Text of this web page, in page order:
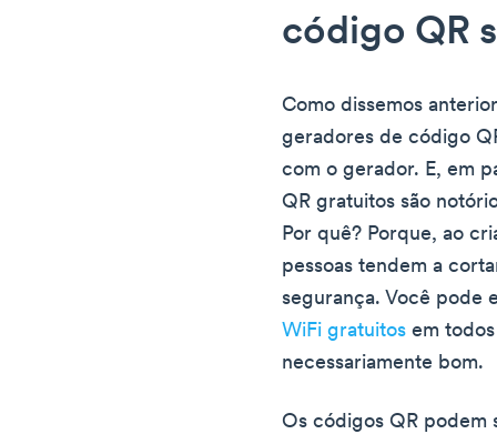
código QR
Como dissemos
geradores de código
com o gerador. E, em
QR gratuitos são
Por quê? Porque, ao
pessoas tendem a
segurança. Você pode
WiFi gratuitos em
necessariamente bom.
Os códigos QR podem